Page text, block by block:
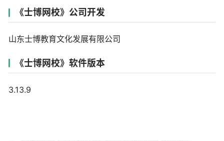
《士博网校》公司开发
山东士博教育文化发展有限公司
《士博网校》软件版本
3.13.9